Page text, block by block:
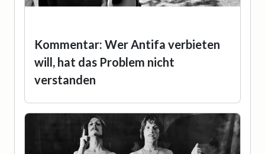
Kommentar: Wer Antifa verbieten
will, hat das Problem nicht
verstanden